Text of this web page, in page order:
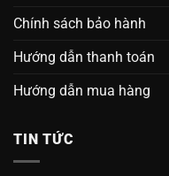
Chính sách bảo hành
Hướng dẫn thanh toán
Hướng dẫn mua hàng
TIN TỨC